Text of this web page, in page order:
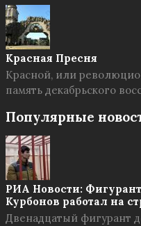
Красная Пресня
Красной, или
память декабрьского
Популярные
РИА Новости: Фигурант
Курбонов работал на
Двенадцатый фигурант